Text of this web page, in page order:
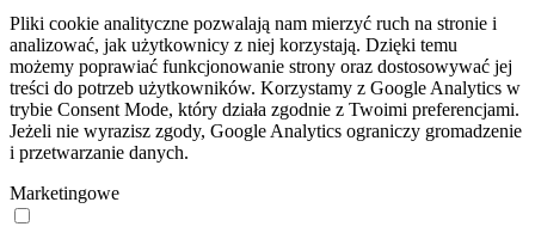
Pliki cookie analityczne pozwalają nam mierzyć ruch na stronie i
analizować, jak użytkownicy z niej korzystają. Dzięki temu
możemy poprawiać funkcjonowanie strony oraz dostosowywać jej
treści do potrzeb użytkowników. Korzystamy z Google Analytics w
trybie Consent Mode, który działa zgodnie z Twoimi preferencjami.
Jeżeli nie wyrazisz zgody, Google Analytics ograniczy gromadzenie
i przetwarzanie danych.
Marketingowe